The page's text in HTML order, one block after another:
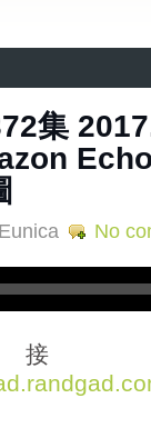
集
Eunica No